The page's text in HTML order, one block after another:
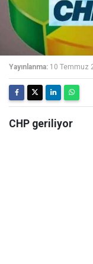
Yayınlanma: 10 Temmuz
CHP geriliyor